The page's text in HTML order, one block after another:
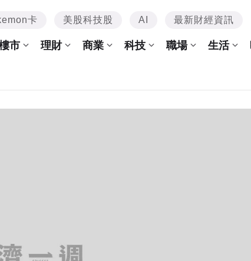
卡 美股科技股 AI 最新財經資訊
市 理財 商業 科技 職場 生活